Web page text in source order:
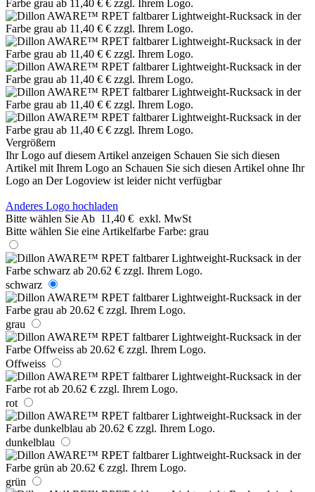
Vergrößern
Ihr Logo auf diesem Artikel anzeigen Schauen Sie sich diesen
Artikel mit Ihrem Logo an Schauen Sie sich diesen Artikel ohne Ihr
Logo an Der Logoview ist leider nicht verfügbar
Anderes Logo hochladen
Bitte wählen Sie Ab 11,40 € exkl. MwSt
Bitte wählen Sie eine Artikelfarbe Farbe: grau
schwarz
grau
Offweiss
rot
dunkelblau
grün